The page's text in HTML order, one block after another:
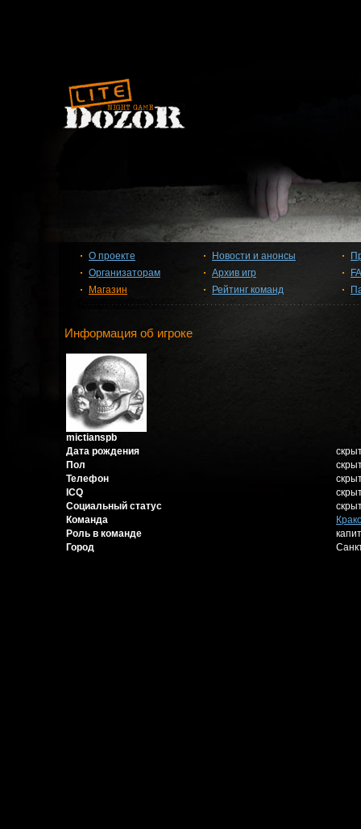
О проекте
Организаторам
Магазин
Новости и анонсы
Архив игр
Рейтинг команд
Информация об игроке
mictianspb
Дата рождения
Пол
Телефон
ICQ
Социальный статус
Команда
Роль в команде
Город